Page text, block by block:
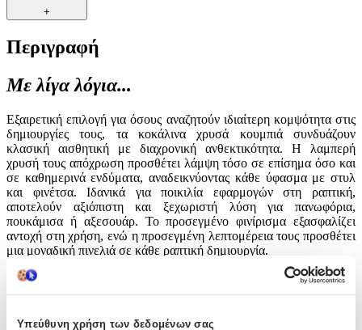
Υπεύθυνη χρήση των δεδομένων σας
+
Περιγραφή
Με λίγα λόγια...
Εξαιρετική επιλογή για όσους αναζητούν ιδιαίτερη κομψότητα στις
δημιουργίες τους, τα κοκάλινα χρυσά κουμπιά συνδυάζουν
κλασική αισθητική με διαχρονική ανθεκτικότητα. Η λαμπερή
χρυσή τους απόχρωση προσθέτει λάμψη τόσο σε επίσημα όσο και
σε καθημερινά ενδύματα, αναδεικνύοντας κάθε ύφασμα με στυλ
και φινέτσα. Ιδανικά για ποικιλία εφαρμογών στη ραπτική,
αποτελούν αξιόπιστη και ξεχωριστή λύση για πανωφόρια,
πουκάμισα ή αξεσουάρ. Το προσεγμένο φινίρισμα εξασφαλίζει
αντοχή στη χρήση, ενώ η προσεγμένη λεπτομέρεια τους προσθέτει
μια μοναδική πινελιά σε κάθε ραπτική δημιουργία.
Χαρακτηριστικά
Είδος: